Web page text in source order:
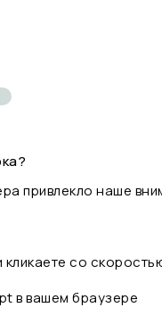
привлекло наше
кликаете со
в вашем браузере